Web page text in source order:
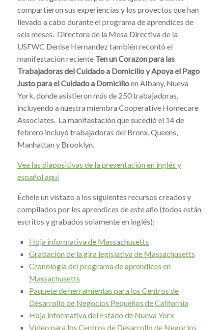
compartieron sus experiencias y los proyectos que han
llevado a cabo durante el programa de aprendices de
seis meses. Directora de la Mesa Directiva de la
USFWC Denise Hernandez también recontó el
manifestación reciente Ten un Corazon para las
Trabajadoras del Cuidado a Domicilio y Apoya el Pago
Justo para el Cuidado a Domicilioen Albany, Nueva
York, donde asistieron más de 250 trabajadoras,
incluyendo a nuestra miembra Cooperative Homecare
Associates. La manifastación que sucedió el 14 de
febrero incluyó trabajadoras del Bronx, Queens,
Manhattan y Brooklyn.
Vea las diapositivas de la presentación en inglés y
español aquí
Échele un vistazo a los siguientes recursos creados y
compilados por les aprendices de este año (todos están
escritos y grabados solamente en inglés):
Hoja informativa de Massachusetts
Grabación de la gira legislativa de Massachusetts
Cronología del programa de aprendices en
Massachusetts
Paquete de herramientas para los Centros de
Desarrollo de Negocios Pequeños de California
Hoja informativa del Estado de Nueva York
Video para los Centros de Desarrollo de Negocios